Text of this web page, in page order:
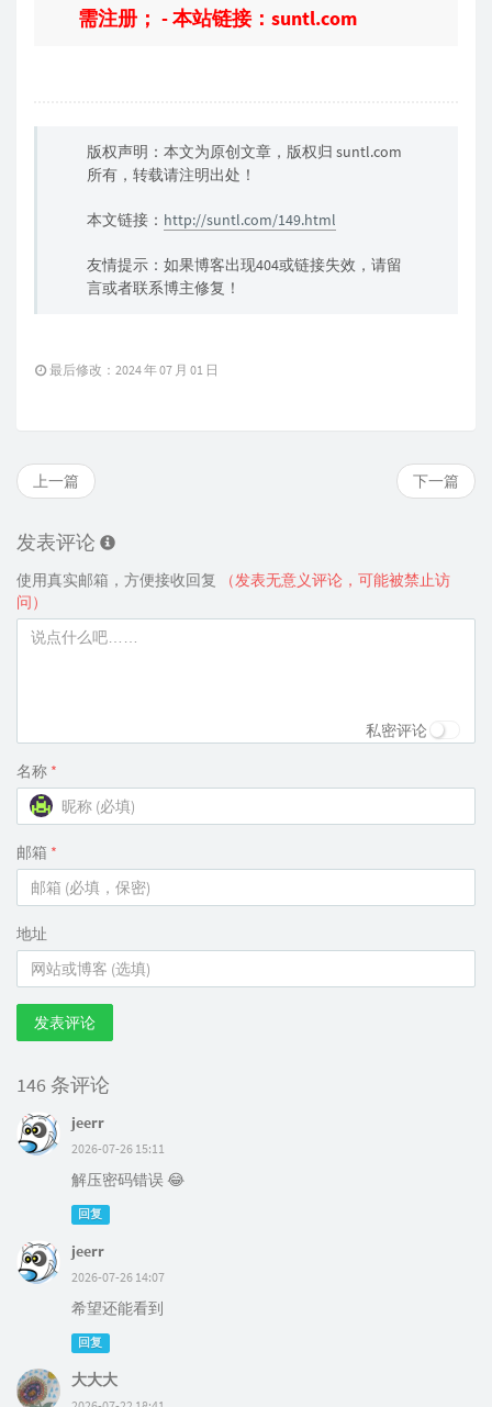
需注册； - 本站链接：suntl.com
版权声明：本文为原创文章，版权归 suntl.com
所有，转载请注明出处！
本文链接： http://suntl.com/149.html
友情提示：如果博客出现404或链接失效，请留
言或者联系博主修复！
最后修改：2024 年 07 月 01 日
下一篇
上一篇
发表评论
使用真实邮箱，方便接收回复
（发表无意义评论，可能被禁止访
问）
私密评论
名称 *
邮箱 *
地址
发表评论
146 条评论
jeerr
2026-07-26 15:11
解压密码错误 😂
回复
jeerr
2026-07-26 14:07
希望还能看到
回复
大大大